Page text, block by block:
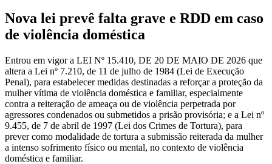
Nova lei prevê falta grave e RDD em caso
de violência doméstica
Entrou em vigor a LEI Nº 15.410, DE 20 DE MAIO DE 2026 que
altera a Lei nº 7.210, de 11 de julho de 1984 (Lei de Execução
Penal), para estabelecer medidas destinadas a reforçar a proteção da
mulher vítima de violência doméstica e familiar, especialmente
contra a reiteração de ameaça ou de violência perpetrada por
agressores condenados ou submetidos a prisão provisória; e a Lei nº
9.455, de 7 de abril de 1997 (Lei dos Crimes de Tortura), para
prever como modalidade de tortura a submissão reiterada da mulher
a intenso sofrimento físico ou mental, no contexto de violência
doméstica e familiar.